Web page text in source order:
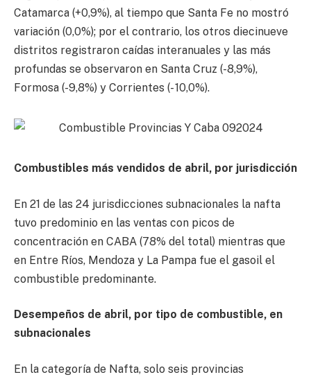
Catamarca (+0,9%), al tiempo que Santa Fe no mostró
variación (0,0%); por el contrario, los otros diecinueve
distritos registraron caídas interanuales y las más
profundas se observaron en Santa Cruz (-8,9%),
Formosa (-9,8%) y Corrientes (- 10,0%).
Combustibles más vendidos de abril, por jurisdicción
En 21 de las 24 jurisdicciones subnacionales la nafta
tuvo predominio en las ventas con picos de
concentración en CABA (78% del total) mientras que
en Entre Ríos, Mendoza y La Pampa fue el gasoil el
combustible predominante.
Desempeños de abril, por tipo de combustible, en
subnacionales
En la categoría de Nafta, solo seis provincias